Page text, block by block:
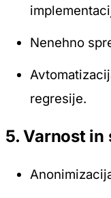
Nenehno
regresije.
5. Varnost in